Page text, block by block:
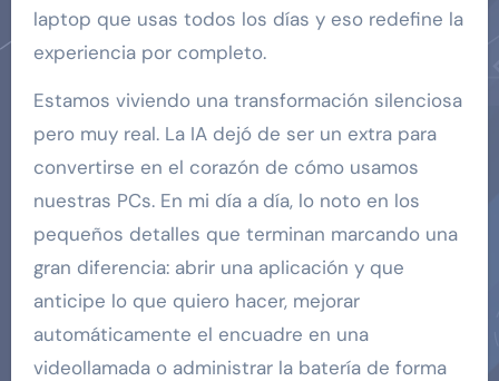
laptop que usas todos los días y eso redefine la
experiencia por completo.
Estamos viviendo una transformación silenciosa
pero muy real. La IA dejó de ser un extra para
convertirse en el corazón de cómo usamos
nuestras PCs. En mi día a día, lo noto en los
pequeños detalles que terminan marcando una
gran diferencia: abrir una aplicación y que
anticipe lo que quiero hacer, mejorar
automáticamente el encuadre en una
videollamada o administrar la batería de forma